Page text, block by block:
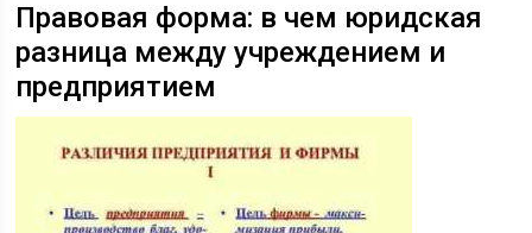
Правовая форма: в чем юридская
разница между учреждением и
предприятием